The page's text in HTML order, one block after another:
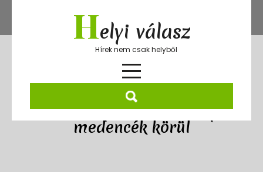
content
Helyi válasz
Hírek nem csak helyből
A műfű telepítésének előnyei a
medencék körül